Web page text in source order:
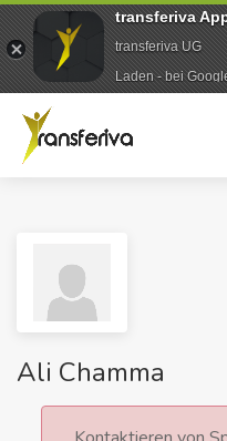
Ali Chamma
transferiva
transferiva UG
Laden - bei